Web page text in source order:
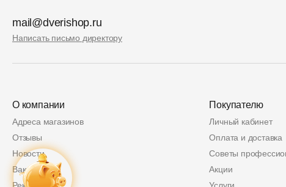
mail@dverishop.ru
Написать письмо директору
О компании
Адреса магазинов
Отзывы
Новости
Вакансии
Покупателю
Личный кабинет
Оплата и доставка
Советы
Акции